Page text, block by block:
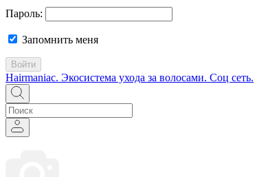
Пароль:
Запомнить меня
Войти
Hairmaniac. Экосистема ухода за волосами. Соц сеть.